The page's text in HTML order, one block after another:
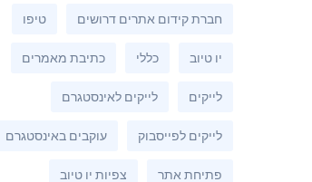
חברת קידום אתרים דרושים טיפו
יו טיוב כללי כתיבת מאמרים
לייקים לייקים לאינסטגרם
לייקים לפייסבוק עוקבים באינסטגרם
פתיחת אתר צפיות יו טיוב